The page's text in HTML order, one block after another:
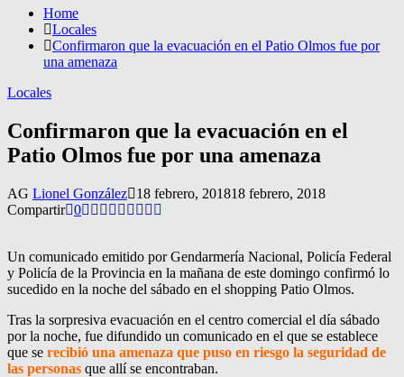
Home
Locales
Confirmaron que la evacuación en el Patio Olmos fue por
una amenaza
Locales
Confirmaron que la evacuación en el
Patio Olmos fue por una amenaza
AG Lionel González 18 febrero, 201818 febrero, 2018
Compartir 0
Un comunicado emitido por Gendarmería Nacional, Policía Federal
y Policía de la Provincia en la mañana de este domingo confirmó lo
sucedido en la noche del sábado en el shopping Patio Olmos.
Tras la sorpresiva evacuación en el centro comercial el día sábado
por la noche, fue difundido un comunicado en el que se establece
que se recibió una amenaza que puso en riesgo la seguridad de
las personas que allí se encontraban.